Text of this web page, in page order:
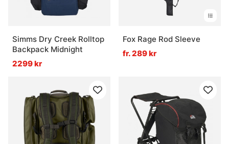
Simms Dry Creek Rolltop
Backpack Midnight
2299 kr
Fox Rage Rod Sleeve
fr. 289 kr